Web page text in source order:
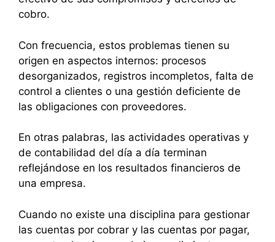
cobro.
Con frecuencia, estos problemas tienen su
origen en aspectos internos: procesos
desorganizados, registros incompletos, falta de
control a clientes o una gestión deficiente de
las obligaciones con proveedores.
En otras palabras, las actividades operativas y
de contabilidad del día a día terminan
reflejándose en los resultados financieros de
una empresa.
Cuando no existe una disciplina para gestionar
las cuentas por cobrar y las cuentas por pagar,